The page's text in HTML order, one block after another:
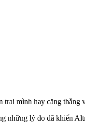
trai mình hay căng
những lý do đã khiến